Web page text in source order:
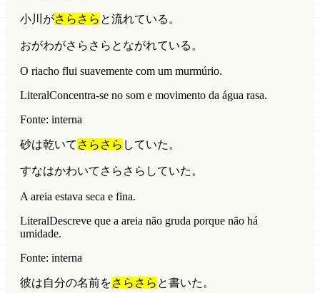
小川がさらさら と流れている。
おがわがさらさらとながれている。
O riacho flui suavemente com um murmúrio.
LiteralConcentra-se no som e movimento da água rasa.
Fonte: interna
砂は乾いて さらさら していた。
すなはかわいてさらさらしていた。
A areia estava seca e fina.
LiteralDescreve que a areia não gruda porque não há
umidade.
Fonte: interna
彼は自分の名前をさらさら と書いた。